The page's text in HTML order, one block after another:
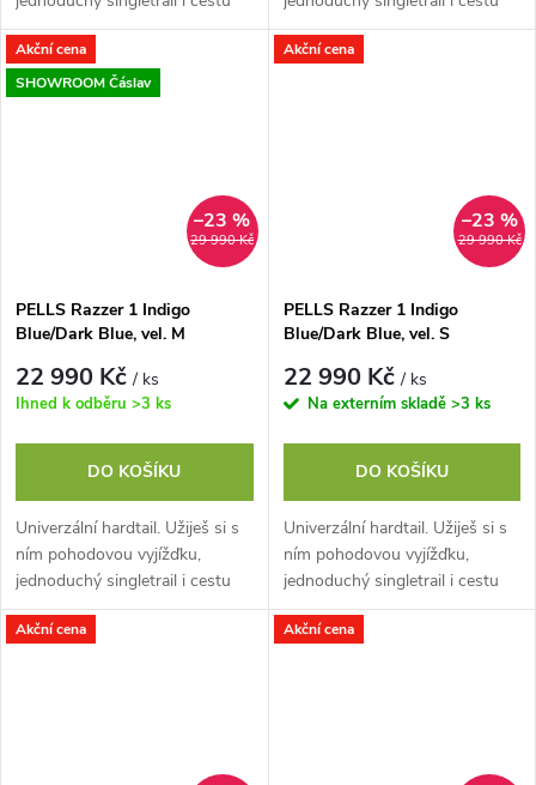
do práce. Jeho hliníkový rám s
Easy Trail geometrií perfektně...
do práce. Jeho hliníkový rám s
Easy Trail geometrií perfektně...
Akční cena
SHOWROOM Čáslav
29 990 Kč
–23 %
PELLS Razzer 1 Indigo
Blue/Dark Blue, vel. M
22 990 Kč/ ks
Ihned k odběru >3 ks
DO KOŠÍKU
Univerzální hardtail. Užiješ si s
ním pohodovou vyjížďku,
jednoduchý singletrail i cestu
do práce. Jeho hliníkový rám s
Easy Trail geometrií perfektně...
Akční cena
29 990 Kč
–23 %
PELLS Razzer 1 Indigo
Blue/Dark Blue, vel. S
22 990 Kč/ ks
Na externím skladě >3 ks
DO KOŠÍKU
Univerzální hardtail. Užiješ si s
ním pohodovou vyjížďku,
jednoduchý singletrail i cestu
do práce. Jeho hliníkový rám s
Easy Trail geometrií perfektně...
Akční cena Akční cena